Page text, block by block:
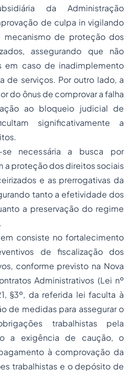
da Administração
de culpa in vigilando
mecanismo de proteção dos
assegurando que não
em caso de inadimplemento
de serviços. Por outro lado, a
do ônus de comprovar a falha
ao bloqueio judicial de
significativamente a
se necessária a busca por
a proteção dos direitos sociais
e as prerrogativas da
tanto a efetividade dos
a preservação do regime
consiste no fortalecimento
de fiscalização dos
conforme previsto na Nova
Administrativos (Lei nº
§3º, da referida lei faculta à
de medidas para assegurar o
trabalhistas pela
a exigência de caução, o
à comprovação da
trabalhistas e o depósito de